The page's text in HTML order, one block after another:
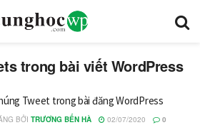
trong bài viết WordPress
Tweet trong bài đăng WordPress
BỞI TRƯƠNG BẾN HÀ 02/07/2020 0